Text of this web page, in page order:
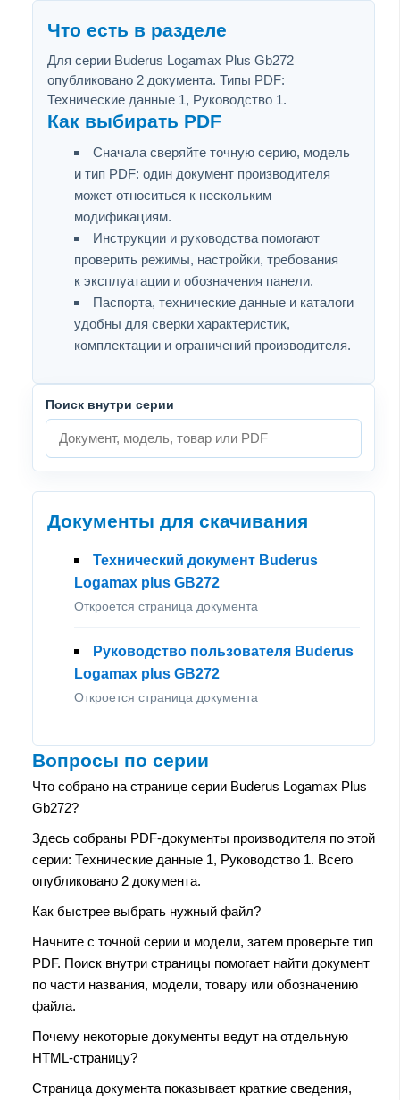
Что есть в разделе
Для серии Buderus Logamax Plus Gb272
опубликовано 2 документа. Типы PDF:
Технические данные 1, Руководство 1.
Как выбирать PDF
Сначала сверяйте точную серию, модель
и тип PDF: один документ производителя
может относиться к нескольким
модификациям.
Инструкции и руководства помогают
проверить режимы, настройки, требования
к эксплуатации и обозначения панели.
Паспорта, технические данные и каталоги
удобны для сверки характеристик,
комплектации и ограничений производителя.
Поиск внутри серии
Документы для скачивания
Технический документ Buderus
Logamax plus GB272
Откроется страница документа
Руководство пользователя Buderus
Logamax plus GB272
Откроется страница документа
Вопросы по серии
Что собрано на странице серии Buderus Logamax Plus
Gb272?
Здесь собраны PDF-документы производителя по этой
серии: Технические данные 1, Руководство 1. Всего
опубликовано 2 документа.
Как быстрее выбрать нужный файл?
Начните с точной серии и модели, затем проверьте тип
PDF. Поиск внутри страницы помогает найти документ
по части названия, модели, товару или обозначению
файла.
Почему некоторые документы ведут на отдельную
HTML-страницу?
Страница документа показывает краткие сведения,